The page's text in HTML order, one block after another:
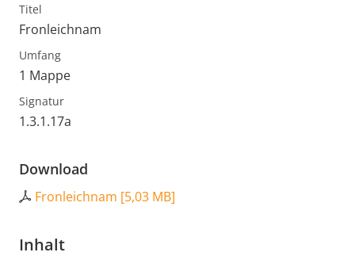
Titel
Fronleichnam
Umfang
1 Mappe
Signatur
1.3.1.17a
Download
Fronleichnam [5,03 MB]
Inhalt